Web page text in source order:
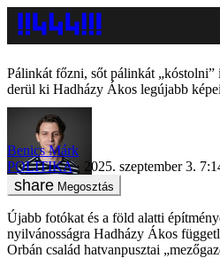
Pálinkát főzni, sőt pálinkát „kóstolni”
derül ki Hadházy Ákos legújabb
Benics Márk
POLITIKA
2025. szeptember 3.
Megosztás
Újabb fotókat és a föld alatti
nyilvánosságra Hadházy Ákos
Orbán család hatvanpusztai